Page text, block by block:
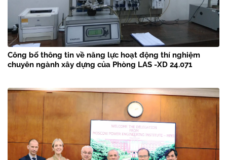
Công bố thông tin về năng lực hoạt động thí nghiệm
chuyên ngành xây dựng của Phòng LAS -XD 24.071